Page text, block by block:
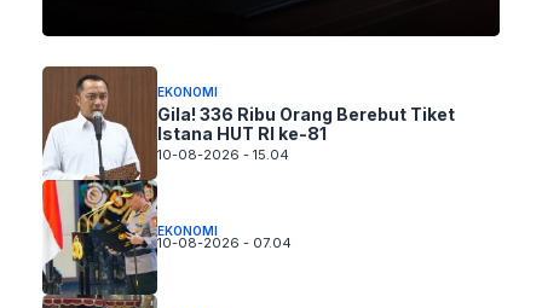
EKONOMI
Gila! 336 Ribu Orang Berebut Tiket
Istana HUT RI ke-81
10-08-2026 - 15.04
EKONOMI
10-08-2026 - 07.04